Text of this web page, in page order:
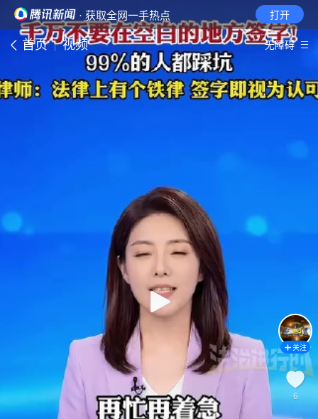
· 获取全网一手热点 打开
首页 视频 无障碍
关注
6